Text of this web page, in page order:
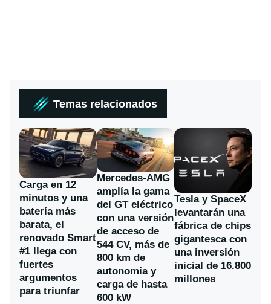
Temas relacionados
Carga en 12
minutos y una
batería más
barata, el
renovado Smart
#1 llega con
fuertes
argumentos
para triunfar
Mercedes-AMG
amplía la gama
del GT eléctrico
con una versión
de acceso de
544 CV, más de
800 km de
autonomía y
carga de hasta
600 kW
Tesla y SpaceX
levantarán una
fábrica de chips
gigantesca con
una inversión
inicial de 16.800
millones